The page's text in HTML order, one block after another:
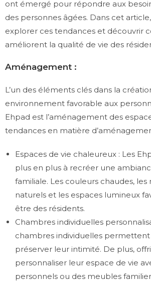
ont émergé pour répondre aux
des personnes âgées. Dans cet
explorer ces tendances et découvrir
améliorent la qualité de vie des
Aménagement :
L’un des éléments clés dans la
environnement favorable aux
Ehpad est l’aménagement des
tendances en matière
Espaces de vie chaleureux : Les
plus en plus à recréer une
familiale. Les couleurs chaudes, les
naturels et les espaces lumineux
être des résidents.
Chambres individuelles
chambres individuelles permettent
préserver leur intimité. De plus,
personnaliser leur espace de vie
personnels ou des meubles